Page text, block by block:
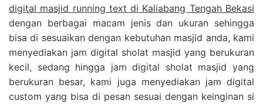
digital masjid running text di Kaliabang Tengah Bekasi
dengan berbagai macam jenis dan ukuran sehingga
bisa di sesuaikan dengan kebutuhan masjid anda, kami
menyediakan jam digital sholat masjid yang berukuran
kecil, sedang hingga jam digital sholat masjid yang
berukuran besar, kami juga menyediakan jam digital
custom yang bisa di pesan sesuai dengan keinginan si